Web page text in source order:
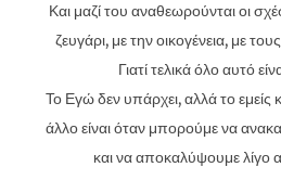
Και μαζί του αναθεωρούνται οι
ζευγάρι, με την οικογένεια, με
Γιατί τελικά όλο αυτό
Το Εγώ δεν υπάρχει, αλλά το εμείς
άλλο είναι όταν μπορούμε να
και να αποκαλύψουμε λίγο